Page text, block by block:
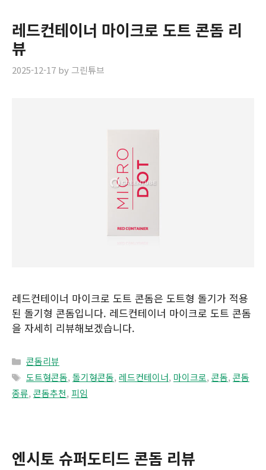
레드컨테이너 마이크로 도트 콘돔 리
뷰
2025-12-17 by그린튜브
레드컨테이너 마이크로 도트 콘돔은 도트형 돌기가 적용
된 돌기형 콘돔입니다. 레드컨테이너 마이크로 도트 콘돔
을 자세히 리뷰해보겠습니다.
Categories
콘돔리뷰
Tags
도트형콘돔,돌기형콘돔, 레드컨테이너, 마이크로,콘돔,콘돔
종류,콘돔추천, 피임
엔시토 슈퍼도티드 콘돔 리뷰